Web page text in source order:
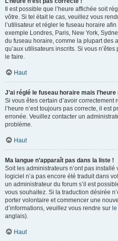
Il est possible que l’heure affichée soit
vôtre. Si tel était le cas, veuillez vous
l’utilisateur et régler le fuseau horaire
exemple Londres, Paris, New York,
du fuseau horaire, comme la plupart des
qu’aux utilisateurs inscrits. Si vous
le faire.
Haut
J’ai réglé le fuseau horaire mais
Si vous êtes certain d’avoir
l’heure n’est toujours pas correcte, il est
erronée. Veuillez contacter un
problème.
Haut
Ma langue n’apparaît pas dans la liste !
Soit les administrateurs n’ont pas
logiciel n’a pas encore été traduit dans
un administrateur du forum s’il est
vous souhaitez. Si la traduction désirée
porter volontaire et commencer une
d’informations, veuillez vous rendre sur
anglais).
Haut